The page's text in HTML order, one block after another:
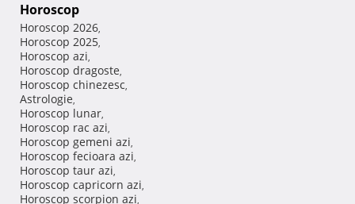
Horoscop
Horoscop 2026,
Horoscop 2025,
Horoscop azi,
Horoscop dragoste,
Horoscop chinezesc,
Astrologie,
Horoscop lunar,
Horoscop rac azi,
Horoscop gemeni azi,
Horoscop fecioara azi,
Horoscop taur azi,
Horoscop capricorn azi,
Horoscop scorpion azi,